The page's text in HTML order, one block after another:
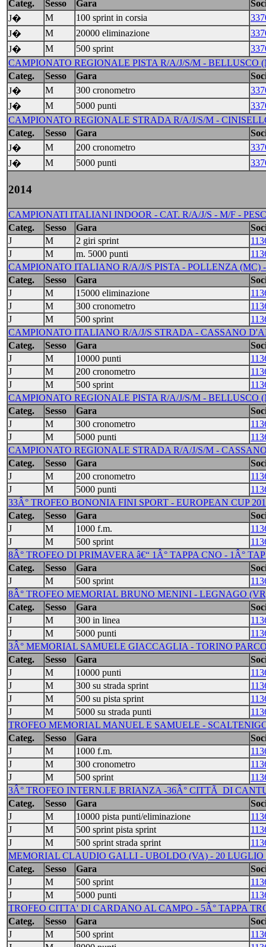
Categ. Sesso Gara
J�
M 100 sprint in corsia
J�
M 20000 eliminazione
J�
M 500 sprint
CAMPIONATO REGIONALE PISTA R/A/J/S/M - BELLUSCO
Categ.
Sesso Gara
J�
M 300 cronometro
J�
M 5000 punti
CAMPIONATO REGIONALE STRADA R/A/J/S/M -
Categ.
Sesso Gara
J�
M 200 cronometro
J�
M 5000 punti
2014
CAMPIONATI ITALIANI INDOOR - CAT. R/A/J/S - M/F -
Categ.
Sesso Gara
J
M 2 giri sprint
J
M m. 5000 punti
CAMPIONATO ITALIANO R/A/J/S PISTA - POLLENZA (MC)
Categ.
Sesso Gara
J
M 15000 eliminazione
J
M 300 cronometro
J
M 500 sprint
CAMPIONATO ITALIANO R/A/J/S STRADA - CASSANO
Categ.
Sesso Gara
J
M 10000 punti
J
M 200 cronometro
J
M 500 sprint
CAMPIONATO REGIONALE PISTA R/A/J/S/M - BELLUSCO
Categ.
Sesso Gara
J
M 300 cronometro
J
M 5000 punti
CAMPIONATO REGIONALE STRADA R/A/J/S/M -
Categ.
Sesso Gara
J
M 200 cronometro
J
M 5000 punti
33Â° TROFEO BONONIA FINI SPORT - EUROPEAN CUP
Categ.
Sesso Gara
J
M 1000 f.m.
J
M 500 sprint
8Â° TROFEO DI PRIMAVERA â€“ 1Â° TAPPA CNO - 1Â°
Categ.
Sesso Gara
J
M 500 sprint
8Â° TROFEO MEMORIAL BRUNO MENINI - LEGNAGO
Categ.
Sesso Gara
J
M 300 in linea
J
M 5000 punti
3Â° MEMORIAL SAMUELE GIACCAGLIA - TORINO
Categ.
Sesso Gara
J
M 10000 punti
J
M 300 su strada sprint
J
M 500 su pista sprint
J
M 5000 su strada punti
TROFEO MEMORIAL MANUEL E SAMUELE -
Categ.
Sesso Gara
J
M 1000 f.m.
J
M 300 cronometro
J
M 500 sprint
3Â° TROFEO INTERN.LE BRIANZA -36Â° CITTÃ DI
Categ.
Sesso Gara
J
M 10000 pista punti/eliminazione
J
M 500 sprint pista sprint
J
M 500 sprint strada sprint
MEMORIAL CLAUDIO GALLI - UBOLDO (VA) - 20 LUGLIO
Categ.
Sesso Gara
J
M 500 sprint
J
M 5000 punti
TROFEO CITTA' DI CARDANO AL CAMPO - 5Â° TAPPA
Categ.
Sesso Gara
J
M 500 sprint